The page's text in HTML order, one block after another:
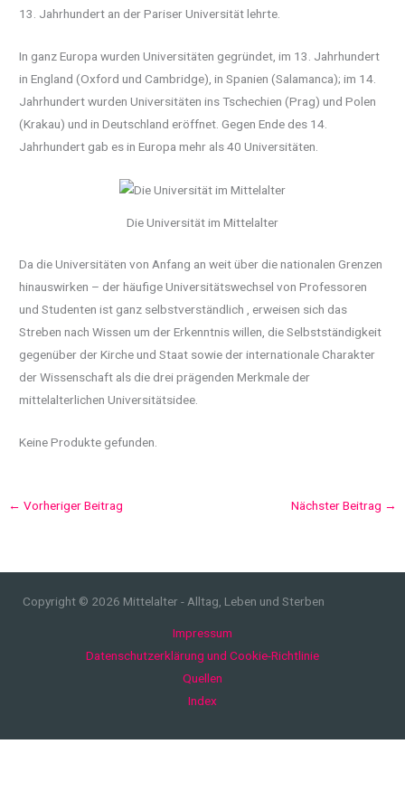
13. Jahrhundert an der Pariser Universität lehrte.
In ganz Europa wurden Universitäten gegründet, im 13. Jahrhundert
in England (Oxford und Cambridge), in Spanien (Salamanca); im 14.
Jahrhundert wurden Universitäten ins Tschechien (Prag) und Polen
(Krakau) und in Deutschland eröffnet. Gegen Ende des 14.
Jahrhundert gab es in Europa mehr als 40 Universitäten.
Die Universität im Mittelalter
Da die Universitäten von Anfang an weit über die nationalen Grenzen
hinauswirken – der häufige Universitätswechsel von Professoren
und Studenten ist ganz selbstverständlich , erweisen sich das
Streben nach Wissen um der Erkenntnis willen, die Selbstständigkeit
gegenüber der Kirche und Staat sowie der internationale Charakter
der Wissenschaft als die drei prägenden Merkmale der
mittelalterlichen Universitätsidee.
Keine Produkte gefunden.
← Vorheriger Beitrag Nächster Beitrag →
Copyright © 2026 Mittelalter - Alltag, Leben und Sterben
Impressum
Datenschutzerklärung und Cookie-Richtlinie
Quellen
Index